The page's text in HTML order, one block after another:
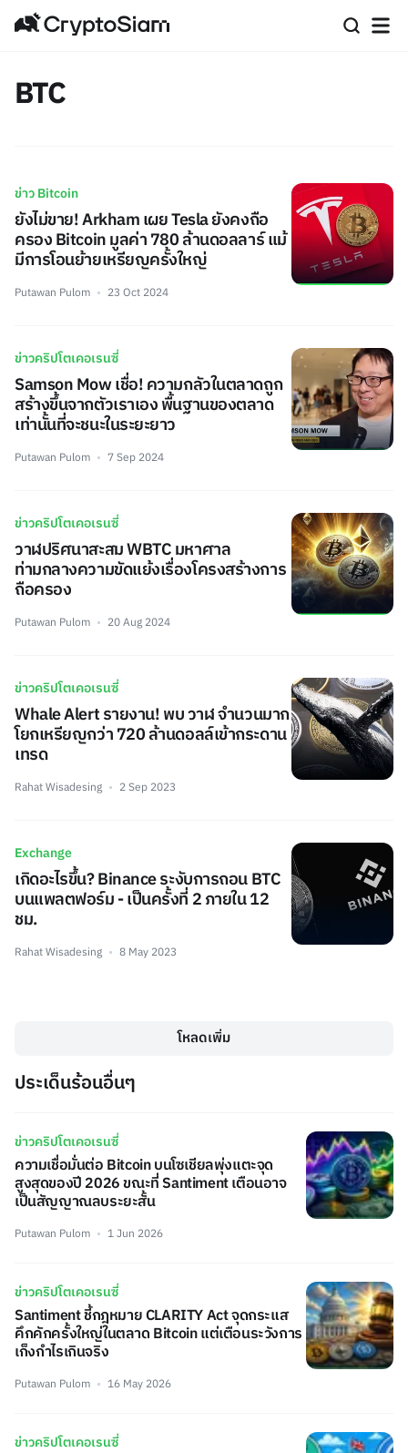
BTC
ข่าว Bitcoin
ยังไม่ขาย! Arkham เผย Tesla ยังคงถือ
ครอง Bitcoin มูลค่า 780 ล้านดอลลาร์ แม้
มีการโอนย้ายเหรียญครั้งใหญ่
Putawan Pulom 23 Oct 2024
ข่าวคริปโตเคอเรนซี่
Samson Mow เชื่อ! ความกลัวในตลาดถูก
สร้างขึ้นจากตัวเราเอง พื้นฐานของตลาด
เท่านั้นที่จะชนะในระยะยาว
Putawan Pulom 7 Sep 2024
ข่าวคริปโตเคอเรนซี่
วาฬปริศนาสะสม WBTC มหาศาล
ท่ามกลางความขัดแย้งเรื่องโครงสร้างการ
ถือครอง
Putawan Pulom 20 Aug 2024
ข่าวคริปโตเคอเรนซี่
Whale Alert รายงาน! พบ วาฬ จำนวนมาก
โยกเหรียญกว่า 720 ล้านดอลล์เข้ากระดาน
เทรด
Rahat Wisadesing 2 Sep 2023
Exchange
เกิดอะไรขึ้น? Binance ระงับการถอน BTC
บนแพลตฟอร์ม - เป็นครั้งที่ 2 ภายใน 12
ชม.
Rahat Wisadesing 8 May 2023
โหลดเพิ่ม
ประเด็นร้อนอื่นๆ
ข่าวคริปโตเคอเรนซี่
ความเชื่อมั่นต่อ Bitcoin บนโซเชียลพุ่งแตะจุด
สูงสุดของปี 2026 ขณะที่ Santiment เตือนอาจ
เป็นสัญญาณลบระยะสั้น
Putawan Pulom 1 Jun 2026
ข่าวคริปโตเคอเรนซี่
Santiment ชี้กฎหมาย CLARITY Act จุดกระแส
คึกคักครั้งใหญ่ในตลาด Bitcoin แต่เตือนระวังการ
เก็งกำไรเกินจริง
Putawan Pulom 16 May 2026
ข่าวคริปโตเคอเรนซี่